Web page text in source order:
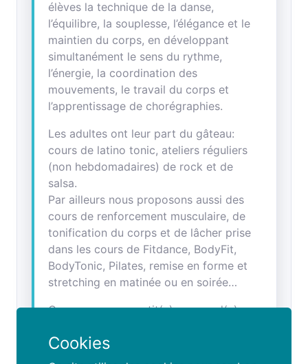
Cookies
élèves la technique de la danse,
l’équilibre, la souplesse, l’élégance et le
maintien du corps, en développant
simultanément le sens du rythme,
l’énergie, la coordination des
mouvements, le travail du corps et
l’apprentissage de chorégraphies.
Les adultes ont leur part du gâteau:
cours de latino tonic, ateliers réguliers
(non hebdomadaires) de rock et de
salsa.
Par ailleurs nous proposons aussi des
cours de renforcement musculaire, de
tonification du corps et de lâcher prise
dans les cours de Fitdance, BodyFit,
BodyTonic, Pilates, remise en forme et
stretching en matinée ou en soirée…
Que vous soyez petit(e) ou grand(e),
grandes ouvertes dans un esprit familial
et convivial.